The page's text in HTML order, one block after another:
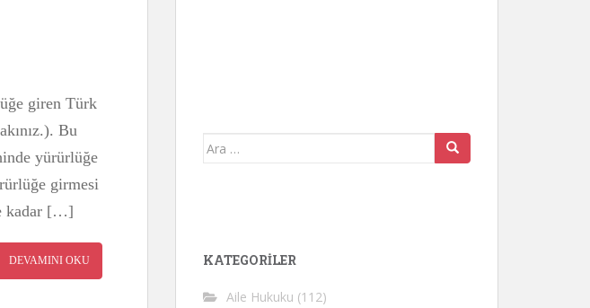
giren Türk
Bu
yürürlüğe
girmesi
kadar […]
DEVAMINI OKU
Arama
KATEGORİLER
Aile Hukuku (112)